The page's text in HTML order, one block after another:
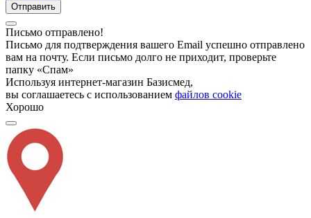
Отправить
Письмо отправлено!
Письмо для подтверждения вашего Email успешно отправлено
вам на почту. Если письмо долго не приходит, проверьте
папку «Спам»
Используя интернет-магазин Базисмед,
вы соглашаетесь с использованием файлов cookie
Хорошо